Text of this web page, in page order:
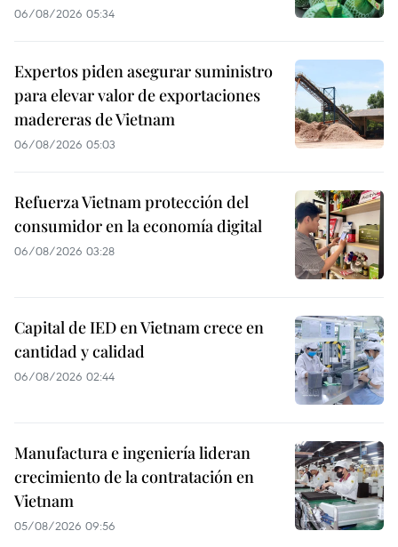
06/08/2026 05:34
Expertos piden asegurar suministro
para elevar valor de exportaciones
madereras de Vietnam
06/08/2026 05:03
Refuerza Vietnam protección del
consumidor en la economía digital
06/08/2026 03:28
Capital de IED en Vietnam crece en
cantidad y calidad
06/08/2026 02:44
Manufactura e ingeniería lideran
crecimiento de la contratación en
Vietnam
05/08/2026 09:56